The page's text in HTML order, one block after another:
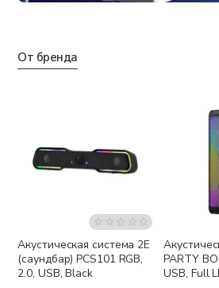
От бренда
Акустическая система 2E
(саундбар) PCS101 RGB,
2.0, USB, Black
PARTY
USB, Full